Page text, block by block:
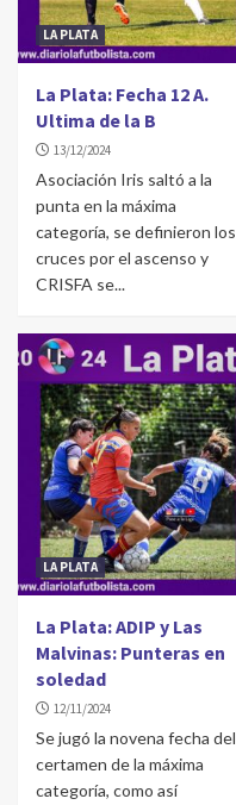
LA PLATA
La Plata: Fecha 12 A.
Ultima de la B
13/12/2024
Asociación Iris saltó a la
punta en la máxima
categoría, se definieron los
cruces por el ascenso y
CRISFA se...
LA PLATA
La Plata: ADIP y Las
Malvinas: Punteras en
soledad
12/11/2024
Se jugó la novena fecha del
certamen de la máxima
categoría, como así